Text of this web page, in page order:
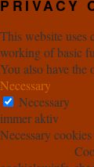
PRIVACY
This website uses
working of basic
You also have the
Necessary
Necessary
immer aktiv
Necessary